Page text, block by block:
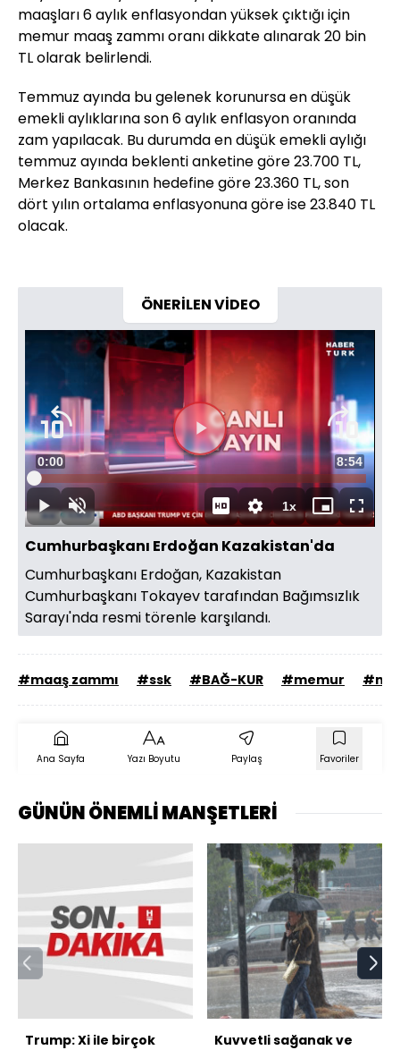
maaşları 6 aylık enflasyondan yüksek çıktığı için
memur maaş zammı oranı dikkate alınarak 20 bin
TL olarak belirlendi.
Temmuz ayında bu gelenek korunursa en düşük
emekli aylıklarına son 6 aylık enflasyon oranında
zam yapılacak. Bu durumda en düşük emekli aylığı
temmuz ayında beklenti anketine göre 23.700 TL,
Merkez Bankasının hedefine göre 23.360 TL, son
dört yılın ortalama enflasyonuna göre ise 23.840 TL
olacak.
ÖNERİLEN VİDEO
yükleniyor.
Videoyu
Oynat
OynatSesi
Aç
Süre
0:00 Toplam
Süre
8:54
Yüklendi:
1.11%
1xOynatma
Hızı
Mini
oynatıcı
Tam
Ekran
Cumhurbaşkanı Erdoğan Kazakistan'da
Cumhurbaşkanı Erdoğan, Kazakistan
Cumhurbaşkanı Tokayev tarafından Bağımsızlık
Sarayı'nda resmi törenle karşılandı.
#maaş zammı #ssk #BAĞ-KUR #memur
Ana Sayfa Yazı Boyutu Paylaş Favoriler
GÜNÜN ÖNEMLİ MANŞETLERİ
Trump: Xi ile birçok
Kuvvetli sağanak ve